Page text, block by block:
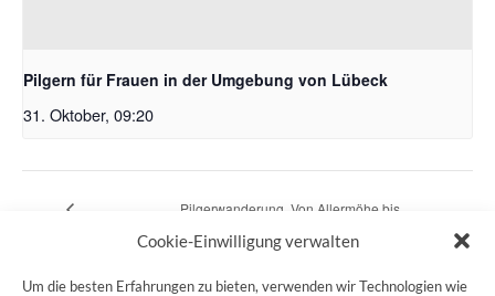
Cookie-Einwilligung verwalten
Um die besten Erfahrungen zu bieten, verwenden wir Technologien wie
Pilgern für Frauen in der Umgebung von Lübeck
31. Oktober, 09:20
Jakobusabend
Pilgerwanderung „Von Allermöhe bis
Rothenburgsort“